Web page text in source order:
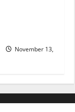
November 13,